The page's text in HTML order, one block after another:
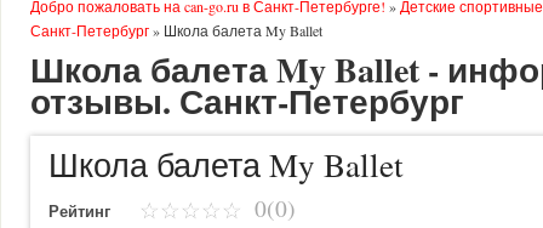
Добро пожаловать на can-go.ru в Санкт-Петербурге! » Детские
Санкт-Петербург» Школа балета My Ballet
Школа балета My Ballet -
отзывы. Санкт-Петербург
Школа балета My Ballet
Рейтинг 0(0)